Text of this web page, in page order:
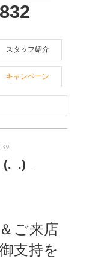
スタッフ紹介
キャンペーン
ご来店
支持を